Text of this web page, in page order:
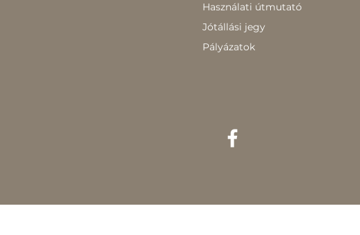
Használati útmutató
Jótállási jegy
Pályázatok